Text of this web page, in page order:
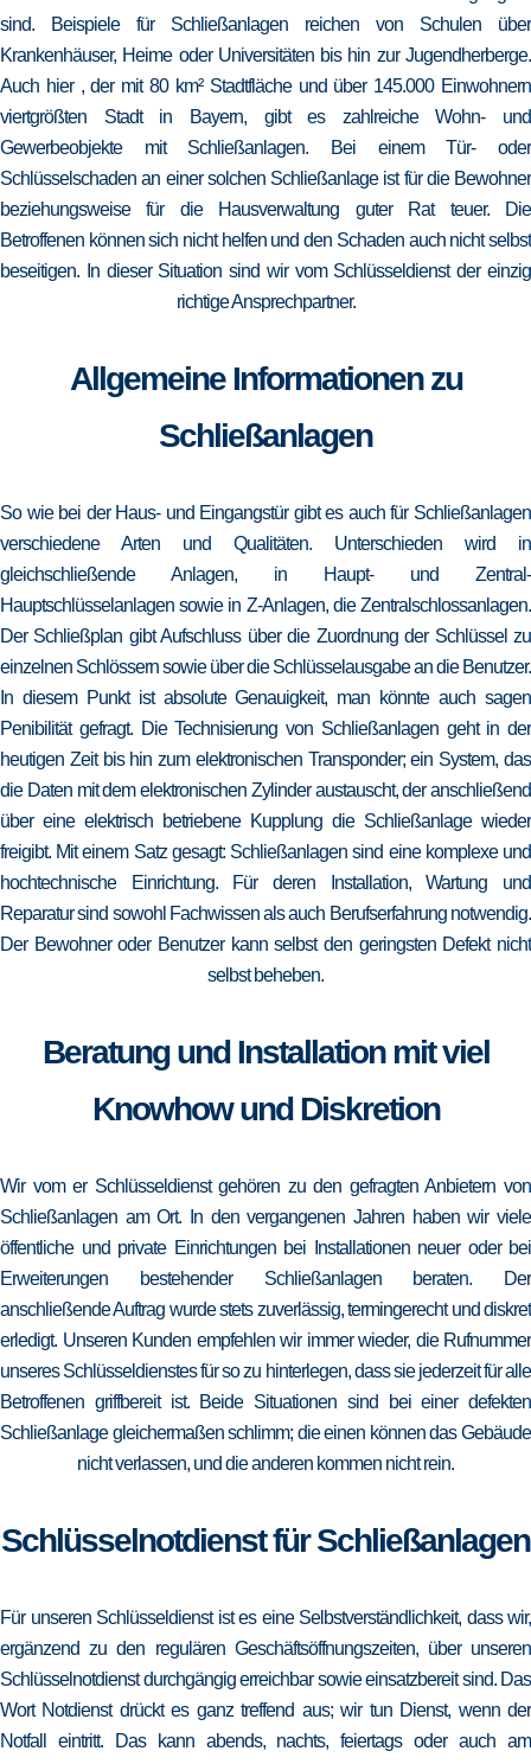
sind. Beispiele für Schließanlagen reichen von Schulen über
Krankenhäuser, Heime oder Universitäten bis hin zur Jugendherberge.
Auch hier , der mit 80 km² Stadtfläche und über 145.000 Einwohnern
viertgrößten Stadt in Bayern, gibt es zahlreiche Wohn- und
Gewerbeobjekte mit Schließanlagen. Bei einem Tür- oder
Schlüsselschaden an einer solchen Schließanlage ist für die Bewohner
beziehungsweise für die Hausverwaltung guter Rat teuer. Die
Betroffenen können sich nicht helfen und den Schaden auch nicht selbst
beseitigen. In dieser Situation sind wir vom Schlüsseldienst der einzig
richtige Ansprechpartner.
Allgemeine Informationen zu
Schließanlagen
So wie bei der Haus- und Eingangstür gibt es auch für Schließanlagen
verschiedene Arten und Qualitäten. Unterschieden wird in
gleichschließende Anlagen, in Haupt- und Zentral-
Hauptschlüsselanlagen sowie in Z-Anlagen, die Zentralschlossanlagen.
Der Schließplan gibt Aufschluss über die Zuordnung der Schlüssel zu
einzelnen Schlössern sowie über die Schlüsselausgabe an die Benutzer.
In diesem Punkt ist absolute Genauigkeit, man könnte auch sagen
Penibilität gefragt. Die Technisierung von Schließanlagen geht in der
heutigen Zeit bis hin zum elektronischen Transponder; ein System, das
die Daten mit dem elektronischen Zylinder austauscht, der anschließend
über eine elektrisch betriebene Kupplung die Schließanlage wieder
freigibt. Mit einem Satz gesagt: Schließanlagen sind eine komplexe und
hochtechnische Einrichtung. Für deren Installation, Wartung und
Reparatur sind sowohl Fachwissen als auch Berufserfahrung notwendig.
Der Bewohner oder Benutzer kann selbst den geringsten Defekt nicht
selbst beheben.
Beratung und Installation mit viel
Knowhow und Diskretion
Wir vom er Schlüsseldienst gehören zu den gefragten Anbietern von
Schließanlagen am Ort. In den vergangenen Jahren haben wir viele
öffentliche und private Einrichtungen bei Installationen neuer oder bei
Erweiterungen bestehender Schließanlagen beraten. Der
anschließende Auftrag wurde stets zuverlässig, termingerecht und diskret
erledigt. Unseren Kunden empfehlen wir immer wieder, die Rufnummer
unseres Schlüsseldienstes für so zu hinterlegen, dass sie jederzeit für alle
Betroffenen griffbereit ist. Beide Situationen sind bei einer defekten
Schließanlage gleichermaßen schlimm; die einen können das Gebäude
nicht verlassen, und die anderen kommen nicht rein.
Schlüsselnotdienst für Schließanlagen
Für unseren Schlüsseldienst ist es eine Selbstverständlichkeit, dass wir,
ergänzend zu den regulären Geschäftsöffnungszeiten, über unseren
Schlüsselnotdienst durchgängig erreichbar sowie einsatzbereit sind. Das
Wort Notdienst drückt es ganz treffend aus; wir tun Dienst, wenn der
Notfall eintritt. Das kann abends, nachts, feiertags oder auch am